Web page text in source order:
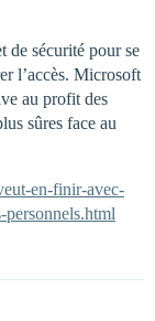
de sécurité pour se
l’accès. Microsoft
au profit des
sûres face au
en-finir-avec-
personnels.html